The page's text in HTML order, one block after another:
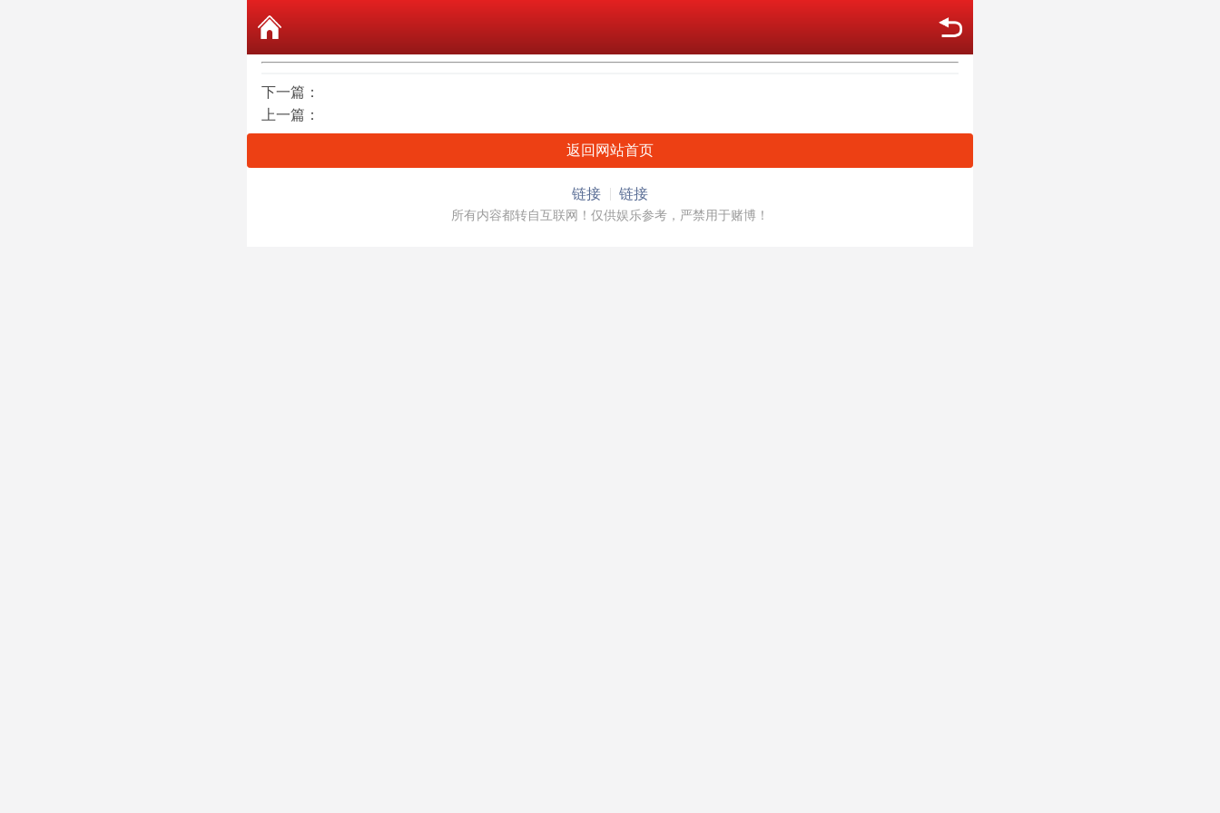
下一篇：
上一篇：
返回网站首页
链接 链接
所有内容都转自互联网！仅供娱乐参考，严禁用于赌博！